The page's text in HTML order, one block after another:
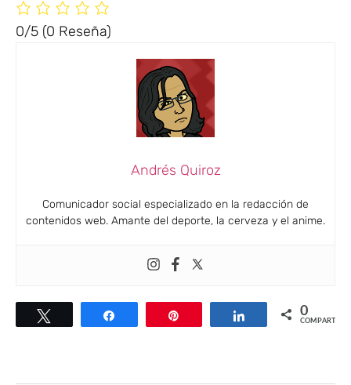
0/5 (0 Reseña)
Andrés Quiroz
Comunicador social especializado en la redacción de
contenidos web. Amante del deporte, la cerveza y el anime.
Compartir Compartir0
COMPARTIR